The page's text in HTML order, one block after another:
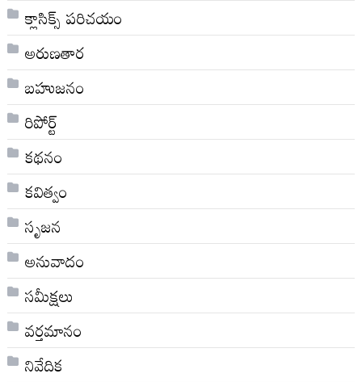
క్లాసిక్స్ ప‌రిచ‌యం
అరుణతార
బహుజనం
రిపోర్ట్
కథనం
కవిత్వం
సృజన
అనువాదం
సమీక్షలు
వర్తమానం
నివేదిక